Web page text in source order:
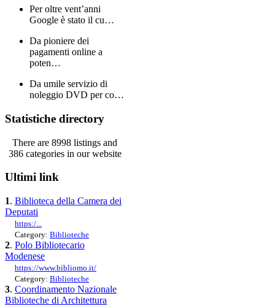
Per oltre vent’anni
Google è stato il cu…
Da pioniere dei
pagamenti online a
poten…
Da umile servizio di
noleggio DVD per co…
Statistiche directory
There are 8998 listings and
386 categories in our website
Ultimi link
1. Biblioteca della Camera dei
Deputati
https:/...
Category: Biblioteche
2. Polo Bibliotecario
Modenese
https://www.bibliomo.it/
Category: Biblioteche
3. Coordinamento Nazionale
Biblioteche di Architettura